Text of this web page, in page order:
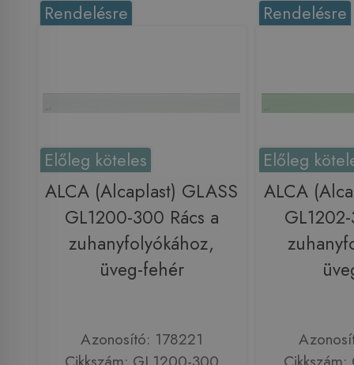
Rendelésre
Előleg köteles
ALCA (Alcaplast) GLASS
GL1200-300 Rács a
zuhanyfolyókához,
üveg-fehér
Azonosító: 178221
Rendelésre
Előleg
ALCA